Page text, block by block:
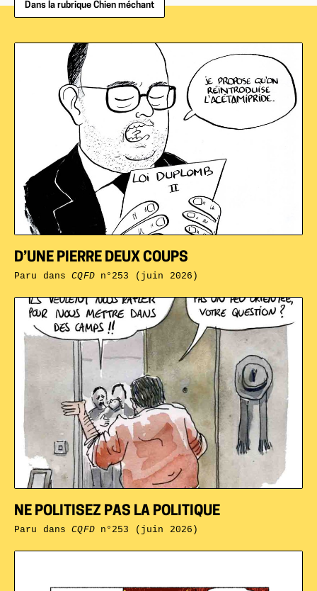
Dans la rubrique Chien méchant
NE POLITISEZ PAS LA POLITIQUE
Paru dansCQFDn°253 (juin 2026)
D’UNE PIERRE DEUX COUPS
Paru dansCQFDn°253 (juin 2026)